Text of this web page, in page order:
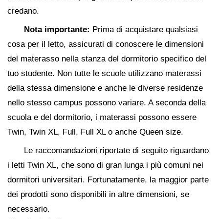
credano.
Nota importante: Prima di acquistare qualsiasi
cosa per il letto, assicurati di conoscere le dimensioni
del materasso nella stanza del dormitorio specifico del
tuo studente. Non tutte le scuole utilizzano materassi
della stessa dimensione e anche le diverse residenze
nello stesso campus possono variare. A seconda della
scuola e del dormitorio, i materassi possono essere
Twin, Twin XL, Full, Full XL o anche Queen size.
Le raccomandazioni riportate di seguito riguardano
i letti Twin XL, che sono di gran lunga i più comuni nei
dormitori universitari. Fortunatamente, la maggior parte
dei prodotti sono disponibili in altre dimensioni, se
necessario.